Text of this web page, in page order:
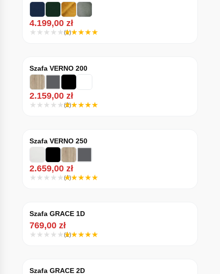
4.199,00 zł
(1)
Szafa VERNO 200
2.159,00 zł
(2)
Szafa VERNO 250
2.659,00 zł
(4)
Szafa GRACE 1D
769,00 zł
(1)
Szafa GRACE 2D